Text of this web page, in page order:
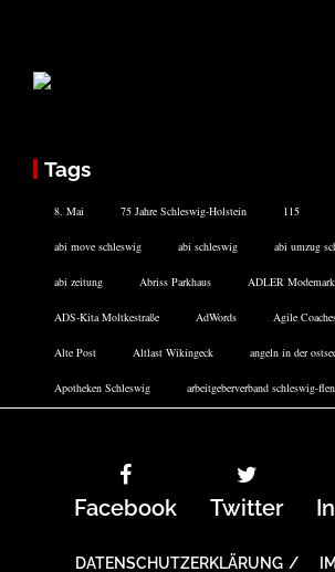
Tags
8. Mai 75 Jahre Schleswig-Holstein 115
abi move schleswig abi schleswig abi umzug
abi zeitung Abriss Parkhaus ADLER
ADS-Kita Moltkestraße AdWords Agile
Alte Post Altlast Wikingeck angeln in der
Apotheken Schleswig arbeitgeberverband schleswig-
Facebook Twitter
DATENSCHUTZERKLÄRUNG